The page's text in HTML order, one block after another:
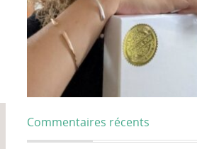
Commentaires récents